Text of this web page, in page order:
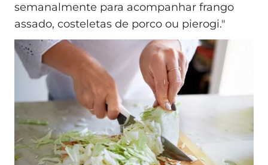
semanalmente para acompanhar frango
assado, costeletas de porco ou pierogi."